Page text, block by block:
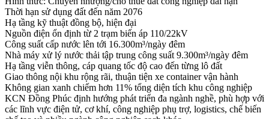
Thời hạn sử dụng đất đến năm 2076
Hạ tầng kỹ thuật đồng bộ, hiện đại
Nguồn điện ổn định từ 2 trạm biến áp 110/22kV
Công suất cấp nước lên tới 16.300m³/ngày đêm
Nhà máy xử lý nước thải tập trung công suất 9.300m³/ngày đêm
Hạ tầng viễn thông, cáp quang tốc độ cao đến từng lô đất
Giao thông nội khu rộng rãi, thuận tiện xe container vận hành
Không gian xanh chiếm hơn 11% tổng diện tích khu công nghiệp
KCN Đồng Phúc định hướng phát triển đa ngành nghề, phù hợp với
các lĩnh vực điện tử, cơ khí, công nghiệp phụ trợ, logistics, chế biến